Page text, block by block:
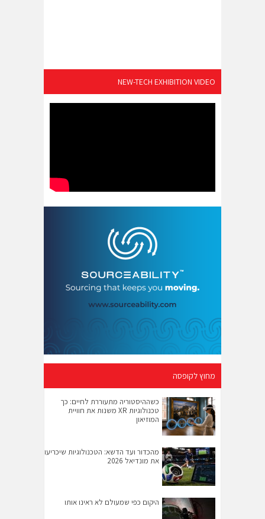
NEW-TECH EXHIBITION VIDEO
מחוץ לקופסה
כשההיסטוריה מתעוררת לחיים: כך
טכנולוגיות XR משנות את חוויית
המוזיאון
מהכדור ועד הדשא: הטכנולוגיות שיכריעו
את מונדיאל 2026
היקום כפי שמעולם לא ראינו אותו